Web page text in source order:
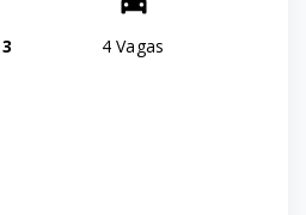
3
4 Vagas